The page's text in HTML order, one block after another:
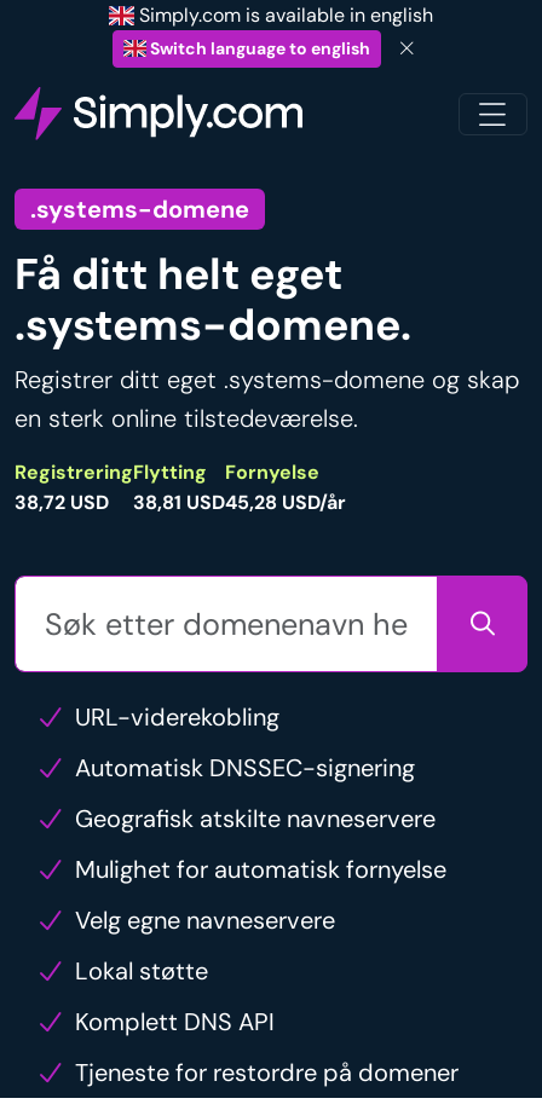
Simply.com is available in english
Switch language to english
.systems-domene
Få ditt helt eget
.systems-domene.
Registrer ditt eget .systems-domene og skap
en sterk online tilstedeværelse.
Registrering
38,72 USD
Flytting
38,81 USD
Fornyelse
45,28 USD/år
URL-viderekobling
Automatisk DNSSEC-signering
Geografisk atskilte navneservere
Mulighet for automatisk fornyelse
Velg egne navneservere
Lokal støtte
Komplett DNS API
Tjeneste for restordre på domener